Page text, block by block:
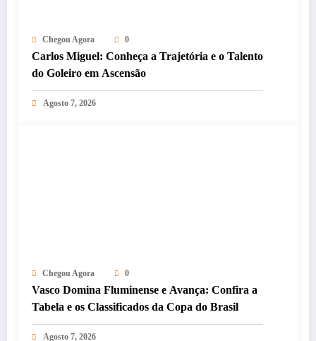
Chegou Agora 0
Carlos Miguel: Conheça a Trajetória e o Talento
do Goleiro em Ascensão
Agosto 7, 2026
Chegou Agora 0
Vasco Domina Fluminense e Avança: Confira a
Tabela e os Classificados da Copa do Brasil
Agosto 7, 2026